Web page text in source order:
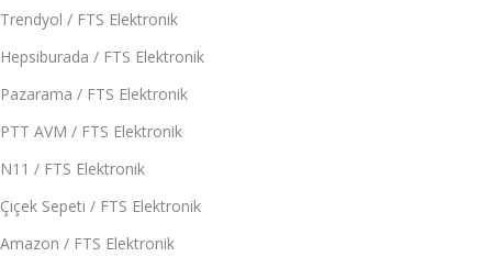
Trendyol / FTS Elektronik
Hepsiburada / FTS Elektronik
Pazarama / FTS Elektronik
PTT AVM / FTS Elektronik
N11 / FTS Elektronik
Çiçek Sepeti / FTS Elektronik
Amazon / FTS Elektronik